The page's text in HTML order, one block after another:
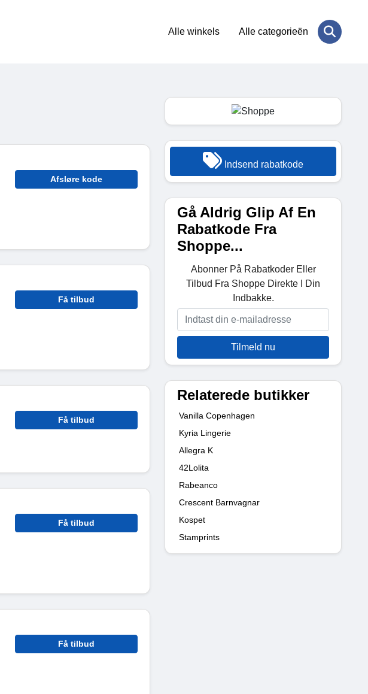
Alle winkels Alle categorieën
Afsløre kode
Få tilbud
Få tilbud
Få tilbud
Få tilbud
Indsend rabatkode
Gå Aldrig Glip Af En
Rabatkode Fra
Shoppe...
Abonner På Rabatkoder Eller
Tilbud Fra Shoppe Direkte I Din
Indbakke.
Tilmeld nu
Relaterede butikker
Vanilla Copenhagen
Kyria Lingerie
Allegra K
42Lolita
Rabeanco
Crescent Barnvagnar
Kospet
Stamprints